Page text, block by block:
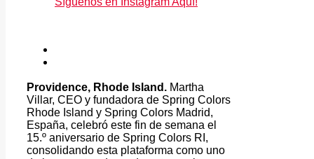
Providence, Rhode Island. Martha
Villar, CEO y fundadora de Spring Colors
Rhode Island y Spring Colors Madrid,
España, celebró este fin de semana el
15.º aniversario de Spring Colors RI,
consolidando esta plataforma como uno